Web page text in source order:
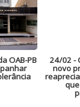
OAB-PB 24/02 -
novo